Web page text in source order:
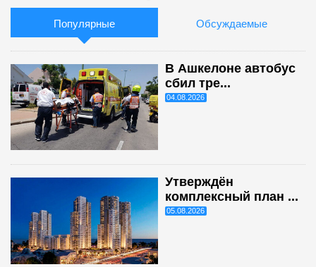
Популярные Обсуждаемые
В Ашкелоне автобус
сбил тре...
04.08.2026
Утверждён
комплексный план ...
05.08.2026